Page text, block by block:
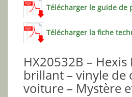
Télécharger le guide de
Télécharger la fiche
HX20532B – Hexis
brillant – vinyle de
voiture – Mystère